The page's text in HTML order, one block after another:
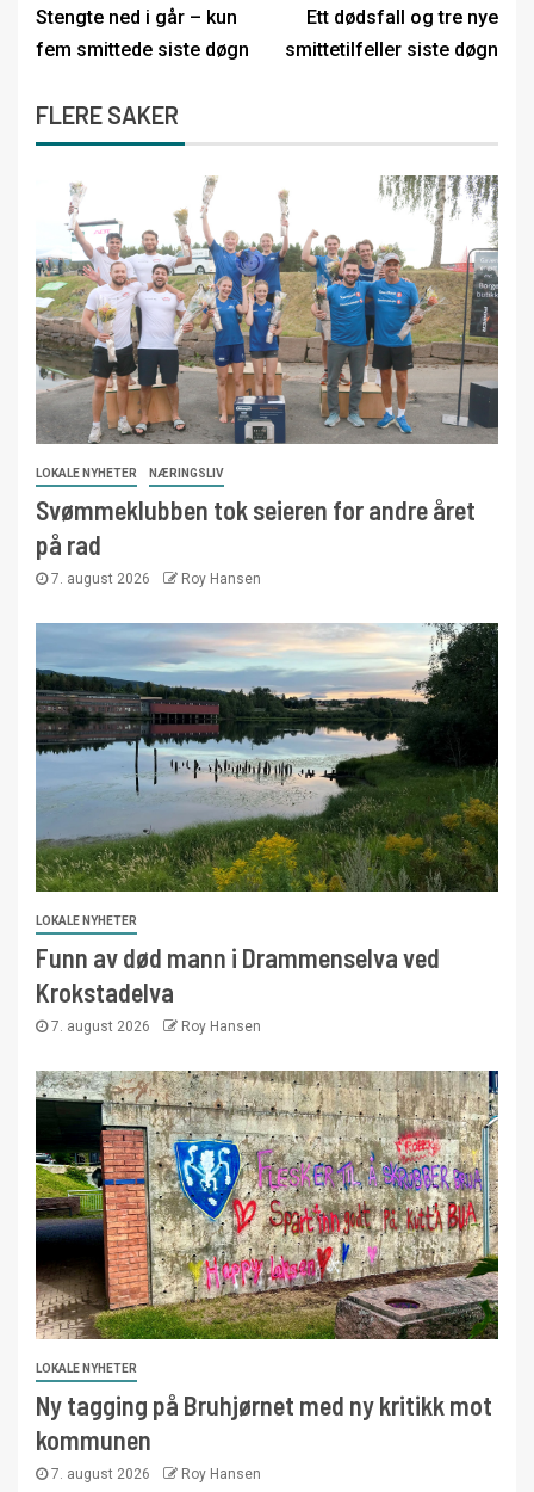
Stengte ned i går – kun
fem smittede siste døgn
Ett dødsfall og tre nye
smittetilfeller siste døgn
FLERE SAKER
LOKALE NYHETER NÆRINGSLIV
Svømmeklubben tok seieren for andre året
på rad
7. august 2026 Roy Hansen
LOKALE NYHETER
Funn av død mann i Drammenselva ved
Krokstadelva
7. august 2026 Roy Hansen
LOKALE NYHETER
Ny tagging på Bruhjørnet med ny kritikk mot
kommunen
7. august 2026 Roy Hansen